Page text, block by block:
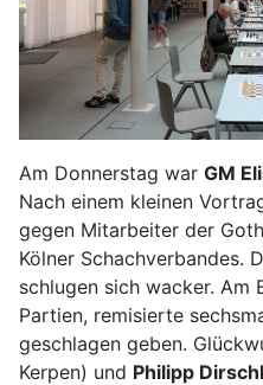
Am Donnerstag war GM
Nach einem kleinen
gegen Mitarbeiter der
Kölner Schachverbandes.
schlugen sich wacker. Am
Partien, remisierte
geschlagen geben.
Kerpen) und Philipp